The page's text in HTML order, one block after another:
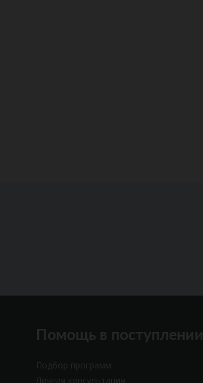
Помощь в поступлении
Подбор программ
Личная консультация